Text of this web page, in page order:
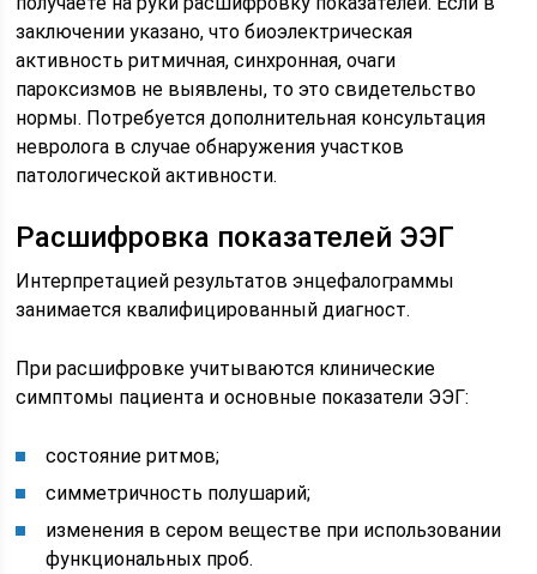
заключении указано, что биоэлектрическая
активность ритмичная, синхронная, очаги
пароксизмов не выявлены, то это свидетельство
нормы. Потребуется дополнительная консультация
невролога в случае обнаружения участков
патологической активности.
Расшифровка показателей ЭЭГ
Интерпретацией результатов энцефалограммы
занимается квалифицированный диагност.
При расшифровке учитываются клинические
симптомы пациента и основные показатели ЭЭГ:
состояние ритмов;
симметричность полушарий;
изменения в сером веществе при использовании
функциональных проб.